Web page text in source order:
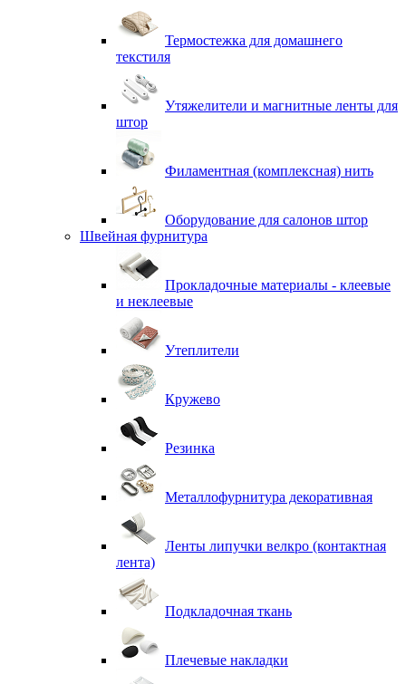
Термостежка для домашнего
текстиля
Утяжелители и магнитные ленты для
штор
Филаментная (комплексная) нить
Оборудование для салонов штор
Швейная фурнитура
Прокладочные материалы - клеевые
и неклеевые
Утеплители
Кружево
Резинка
Металлофурнитура декоративная
Ленты липучки велкро (контактная
лента)
Подкладочная ткань
Плечевые накладки